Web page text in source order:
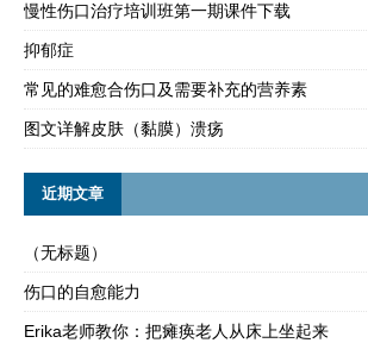
慢性伤口治疗培训班第一期课件下载
抑郁症
常见的难愈合伤口及需要补充的营养素
图文详解皮肤（黏膜）溃疡
近期文章
（无标题）
伤口的自愈能力
Erika老师教你：把瘫痪老人从床上坐起来